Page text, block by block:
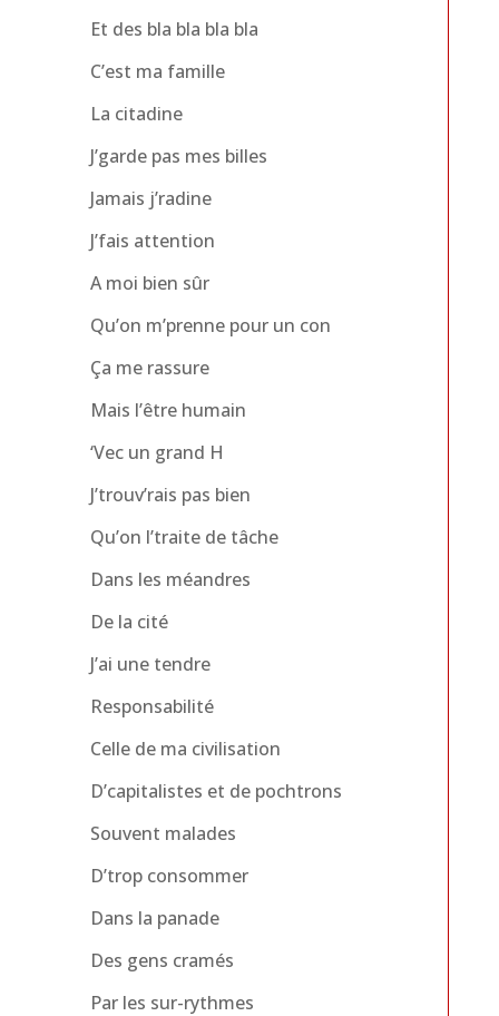
Et des bla bla bla bla
C’est ma famille
La citadine
J’garde pas mes billes
Jamais j’radine
J’fais attention
A moi bien sûr
Qu’on m’prenne pour un con
Ça me rassure
Mais l’être humain
‘Vec un grand H
J’trouv’rais pas bien
Qu’on l’traite de tâche
Dans les méandres
De la cité
J’ai une tendre
Responsabilité
Celle de ma civilisation
D’capitalistes et de pochtrons
Souvent malades
D’trop consommer
Dans la panade
Des gens cramés
Par les sur-rythmes